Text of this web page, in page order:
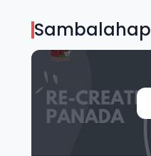
Sambalahap